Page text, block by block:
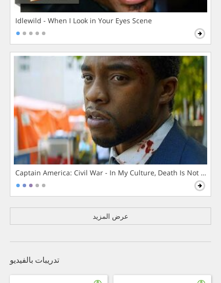
Idlewild - When I Look in Your Eyes Scene
Captain America: Civil War - In My Culture, Death Is Not The
عرض المزيد
تدريبات بالفيديو